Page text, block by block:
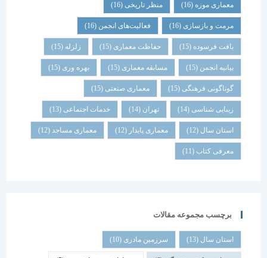
معماری موزه(16) منظر تاریخی (16)
مرمت و بازسازی(16) فعالیت‌های انجمن(16)
بافت فرسوده (15) حفاظت معماری (15) زلزله
بیانیه انجمن(15) مسابقه معماری (15) بهره وری(15)
گوناگونی فرهنگی (15) معماری صنعتی(15)
زیبایی شناسی (14) تهران خدمات اجتماعی (13)
استان سال(12) معماری پایدار (12) معماری مساجد(12)
معرفی کتاب(11)
برچسب مجموعه مقالات
استان سال(13) سرزمین مادری(10)